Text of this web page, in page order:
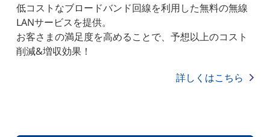
低コストなブロードバンド回線を利用した無料の無線
LANサービスを提供。
お客さまの満足度を高めることで、予想以上のコスト
削減&増収効果！
詳しくはこちら